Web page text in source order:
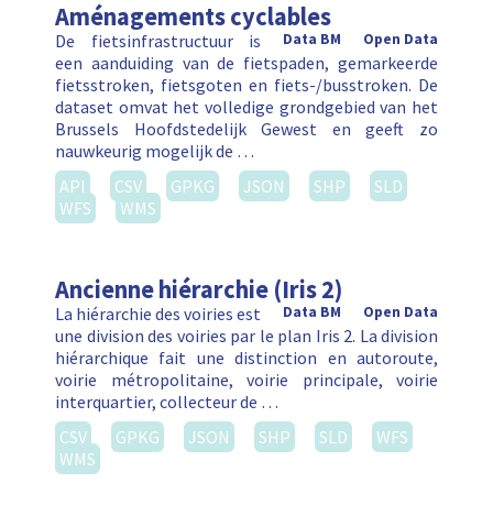
Aménagements cyclables
Open Data
Data BM
De fietsinfrastructuur is
een aanduiding van de fietspaden, gemarkeerde
fietsstroken, fietsgoten en fiets-/busstroken. De
dataset omvat het volledige grondgebied van het
Brussels Hoofdstedelijk Gewest en geeft zo
nauwkeurig mogelijk de …
API
CSV GPKG JSON SHP
SLD
WFS
WMS
Ancienne hiérarchie (Iris 2)
Open Data
Data BM
La hiérarchie des voiries est
une division des voiries par le plan Iris 2. La division
hiérarchique fait une distinction en autoroute,
voirie métropolitaine, voirie principale, voirie
interquartier, collecteur de …
CSV
GPKG JSON SHP SLD
WFS
WMS